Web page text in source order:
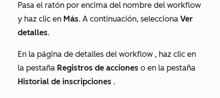
Pasa el ratón por encima del nombre del workflow
y haz clic en Más. A continuación, selecciona Ver
detalles.
En la página de detalles del workflow , haz clic en
la pestaña Registros de acciones o en la pestaña
Historial de inscripciones .